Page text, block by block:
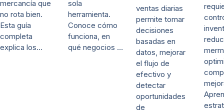
mercancía que
no rota bien.
Esta guía
completa
explica los…
sola
herramienta.
Conoce cómo
funciona, en
qué negocios …
ventas diarias
permite tomar
decisiones
basadas en
datos, mejorar
el flujo de
efectivo y
detectar
oportunidades
de